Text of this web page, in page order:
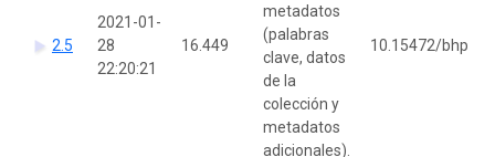
2.5
2021-01-
28
22:20:21
16.449
metadatos
(palabras
clave, datos
de la
colección y
metadatos
adicionales).
10.15472/bhprvq